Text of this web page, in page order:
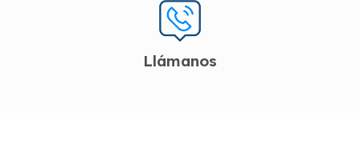
Llámanos